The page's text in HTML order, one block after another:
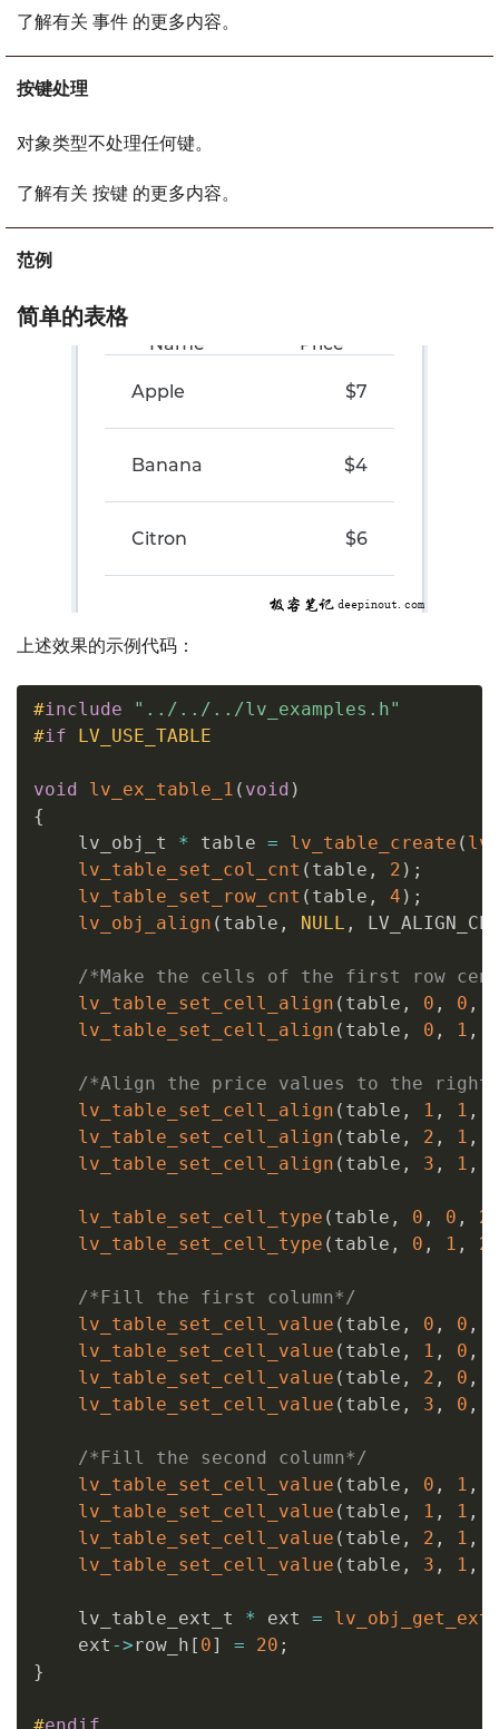
了解有关 事件 的更多内容。
按键处理
对象类型不处理任何键。
了解有关 按键 的更多内容。
范例
简单的表格
上述效果的示例代码：
#include
"../../../lv_examples.h"
#if LV_USE_TABLE
void lv_ex_table_1 ( void )
{
    lv_obj_t
* table = lv_table_create (
lv_table_set_col_cnt ( table , 2 ) ;
lv_table_set_row_cnt ( table , 4 ) ;
lv_obj_align ( table , NULL ,
/*Make the cells of the first row
lv_table_set_cell_align ( table , 0 , 0 ,
lv_table_set_cell_align ( table , 0 , 1 ,
/*Align the price values to the right
lv_table_set_cell_align ( table , 1 , 1 ,
lv_table_set_cell_align ( table , 2 , 1 ,
lv_table_set_cell_align ( table , 3 , 1 ,
lv_table_set_cell_type ( table , 0 , 0 , 2
lv_table_set_cell_type ( table , 0 , 1 , 2
/*Fill the first column*/
lv_table_set_cell_value ( table , 0 , 0 ,
lv_table_set_cell_value ( table , 1 , 0 ,
lv_table_set_cell_value ( table , 2 , 0 ,
lv_table_set_cell_value ( table , 3 , 0 ,
/*Fill the second column*/
lv_table_set_cell_value ( table , 0 , 1 ,
lv_table_set_cell_value ( table , 1 , 1 ,
lv_table_set_cell_value ( table , 2 , 1 ,
lv_table_set_cell_value ( table , 3 , 1 ,
    lv_table_ext_t
* ext =
    ext
->row_h [ 0] = 20 ;
}